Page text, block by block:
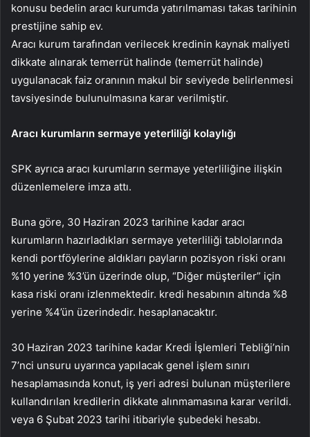
konusu bedelin aracı kurumda yatırılmaması takas tarihinin
prestijine sahip ev.
Aracı kurum tarafından verilecek kredinin kaynak maliyeti
dikkate alınarak temerrüt halinde (temerrüt halinde)
uygulanacak faiz oranının makul bir seviyede belirlenmesi
tavsiyesinde bulunulmasına karar verilmiştir.
Aracı kurumların sermaye yeterliliği kolaylığı
SPK ayrıca aracı kurumların sermaye yeterliliğine ilişkin
düzenlemelere imza attı.
Buna göre, 30 Haziran 2023 tarihine kadar aracı
kurumların hazırladıkları sermaye yeterliliği tablolarında
kendi portföylerine aldıkları payların pozisyon riski oranı
%10 yerine %3’ün üzerinde olup, “Diğer müşteriler” için
kasa riski oranı izlenmektedir. kredi hesabının altında %8
yerine %4’ün üzerindedir. hesaplanacaktır.
30 Haziran 2023 tarihine kadar Kredi İşlemleri Tebliği’nin
7’nci unsuru uyarınca yapılacak genel işlem sınırı
hesaplamasında konut, iş yeri adresi bulunan müşterilere
kullandırılan kredilerin dikkate alınmamasına karar verildi.
veya 6 Şubat 2023 tarihi itibariyle şubedeki hesabı.